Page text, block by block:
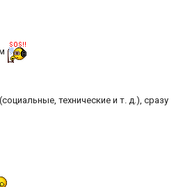
технические и т. д.), сразу